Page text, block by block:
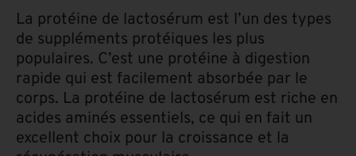
La protéine de lactosérum est l’un des types
de suppléments protéiques les plus
populaires. C’est une protéine à digestion
rapide qui est facilement absorbée par le
corps. La protéine de lactosérum est riche en
acides aminés essentiels, ce qui en fait un
excellent choix pour la croissance et la